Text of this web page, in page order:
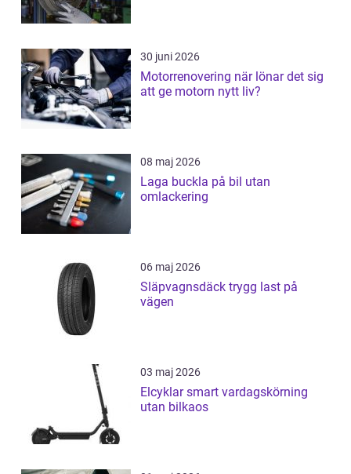
30 juni 2026
Motorrenovering när lönar det sig
att ge motorn nytt liv?
08 maj 2026
Laga buckla på bil utan
omlackering
06 maj 2026
Släpvagnsdäck trygg last på
vägen
03 maj 2026
Elcyklar smart vardagskörning
utan bilkaos